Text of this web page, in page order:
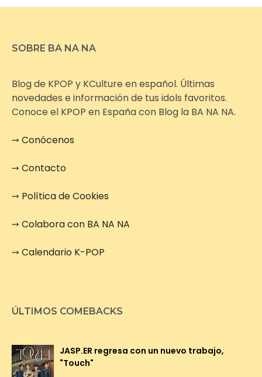
SOBRE BA NA NA
Blog de KPOP y KCulture en español. Últimas
novedades e información de tus idols favoritos.
Conoce el KPOP en España con Blog la BA NA NA.
➙Conócenos
➙Contacto
➙ Política de Cookies
➙Colabora con BA NA NA
➙Calendario K-POP
ÚLTIMOS COMEBACKS
JASP.ER regresa con un nuevo trabajo,
"Touch"